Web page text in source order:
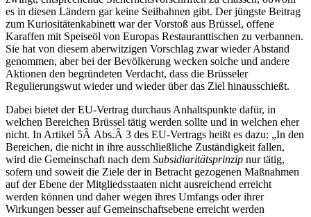
es in diesen Ländern gar keine Seilbahnen gibt. Der jüngste Beitrag
zum Kuriositätenkabinett war der Vorstoß aus Brüssel, offene
Karaffen mit Speiseöl von Europas Restauranttischen zu verbannen.
Sie hat von diesem aberwitzigen Vorschlag zwar wieder Abstand
genommen, aber bei der Bevölkerung wecken solche und andere
Aktionen den begründeten Verdacht, dass die Brüsseler
Regulierungswut wieder und wieder über das Ziel hinausschießt.
Dabei bietet der EU-Vertrag durchaus Anhaltspunkte dafür, in
welchen Bereichen Brüssel tätig werden sollte und in welchen eher
nicht. In Artikel 5Â Abs.Â 3 des EU-Vertrags heißt es dazu: „In den
Bereichen, die nicht in ihre ausschließliche Zuständigkeit fallen,
wird die Gemeinschaft nach dem Subsidiaritätsprinzip nur tätig,
sofern und soweit die Ziele der in Betracht gezogenen Maßnahmen
auf der Ebene der Mitgliedsstaaten nicht ausreichend erreicht
werden können und daher wegen ihres Umfangs oder ihrer
Wirkungen besser auf Gemeinschaftsebene erreicht werden